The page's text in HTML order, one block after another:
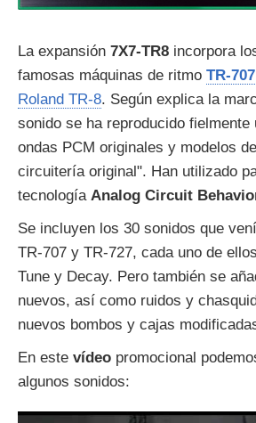
La expansión 7X7-TR8 incorpora
famosas máquinas de ritmo TR-707
Roland TR-8. Según explica la
sonido se ha reproducido fielmente
ondas PCM originales y modelos
circuitería original". Han utilizado
tecnología Analog Circuit
Se incluyen los 30 sonidos que
TR-707 y TR-727, cada uno de
Tune y Decay. Pero también se
nuevos, así como ruidos y
nuevos bombos y cajas
En este vídeo promocional
algunos sonidos: